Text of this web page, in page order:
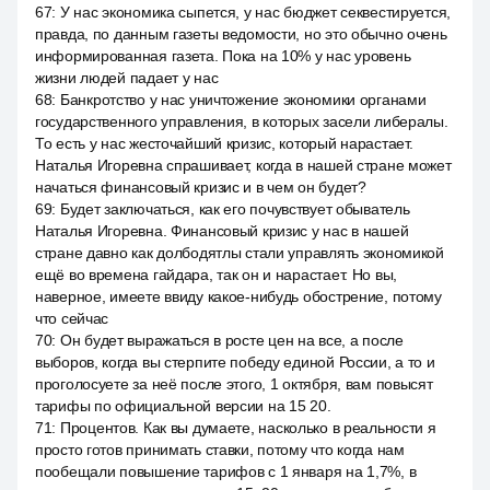
67: У нас экономика сыпется, у нас бюджет секвестируется,
правда, по данным газеты ведомости, но это обычно очень
информированная газета. Пока на 10% у нас уровень
жизни людей падает у нас
68: Банкротство у нас уничтожение экономики органами
государственного управления, в которых засели либералы.
То есть у нас жесточайший кризис, который нарастает.
Наталья Игоревна спрашивает, когда в нашей стране может
начаться финансовый кризис и в чем он будет?
69: Будет заключаться, как его почувствует обыватель
Наталья Игоревна. Финансовый кризис у нас в нашей
стране давно как долбодятлы стали управлять экономикой
ещё во времена гайдара, так он и нарастает. Но вы,
наверное, имеете ввиду какое-нибудь обострение, потому
что сейчас
70: Он будет выражаться в росте цен на все, а после
выборов, когда вы стерпите победу единой России, а то и
проголосуете за неё после этого, 1 октября, вам повысят
тарифы по официальной версии на 15 20.
71: Процентов. Как вы думаете, насколько в реальности я
просто готов принимать ставки, потому что когда нам
пообещали повышение тарифов с 1 января на 1,7%, в